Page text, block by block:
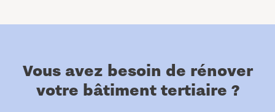
Vous avez besoin de rénover
votre bâtiment tertiaire ?